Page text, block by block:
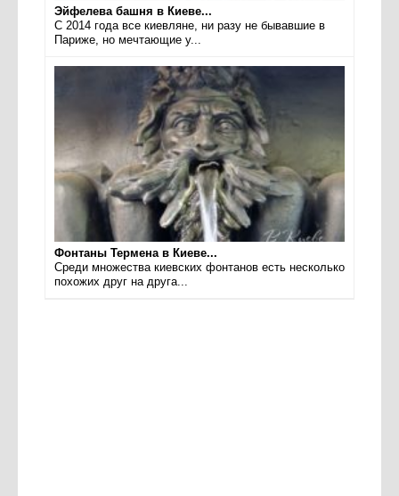
Эйфелева башня в Киеве...
С 2014 года все киевляне, ни разу не бывавшие в
Париже, но мечтающие у...
Фонтаны Термена в Киеве...
Среди множества киевских фонтанов есть несколько
похожих друг на друга...